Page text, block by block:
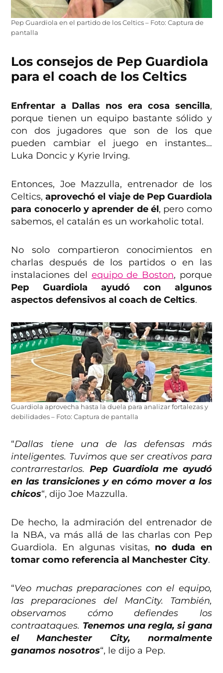
Pep Guardiola en el partido de los Celtics – Foto: Captura de
pantalla
Los consejos de Pep Guardiola
para el coach de los Celtics
Enfrentar a Dallas nos era cosa sencilla,
porque tienen un equipo bastante sólido y
con dos jugadores que son de los que
pueden cambiar el juego en instantes…
Luka Doncic y Kyrie Irving.
Entonces, Joe Mazzulla, entrenador de los
Celtics,aprovechó el viaje de Pep Guardiola
para conocerlo y aprender de él, pero como
sabemos, el catalán es un workaholic total.
No solo compartieron conocimientos en
charlas después de los partidos o en las
instalaciones del equipo de Boston, porque
Pep Guardiola ayudó con algunos
aspectos defensivos al coach de Celtics.
Guardiola aprovecha hasta la duela para analizar fortalezas y
debilidades – Foto: Captura de pantalla
“Dallas tiene una de las defensas más
inteligentes. Tuvimos que ser creativos para
contrarrestarlos. Pep Guardiola me ayudó
en las transiciones y en cómo mover a los
chicos“, dijo Joe Mazzulla.
De hecho, la admiración del entrenador de
la NBA, va más allá de las charlas con Pep
Guardiola. En algunas visitas, no duda en
tomar como referencia al Manchester City.
“Veo muchas preparaciones con el equipo,
las preparaciones del ManCity. También,
observamos cómo defiendes los
contraataques. Tenemos una regla, si gana
el Manchester City, normalmente
ganamos nosotros“, le dijo a Pep.